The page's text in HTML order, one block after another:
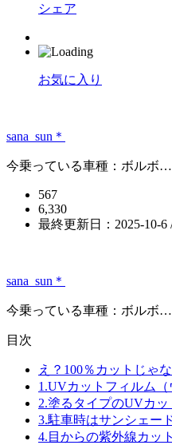
シェア
お気に入り
sana_sun＊
今乗っている車種：ボルボ…
567
6,330
最終更新日：2025-10-6
sana_sun＊
今乗っている車種：ボルボ…
目次
え？100％カットじゃ
1.UVカットフィルム
2.塗るタイプのUVカッ
3.駐車時はサンシェー
4.目からの紫外線カッ